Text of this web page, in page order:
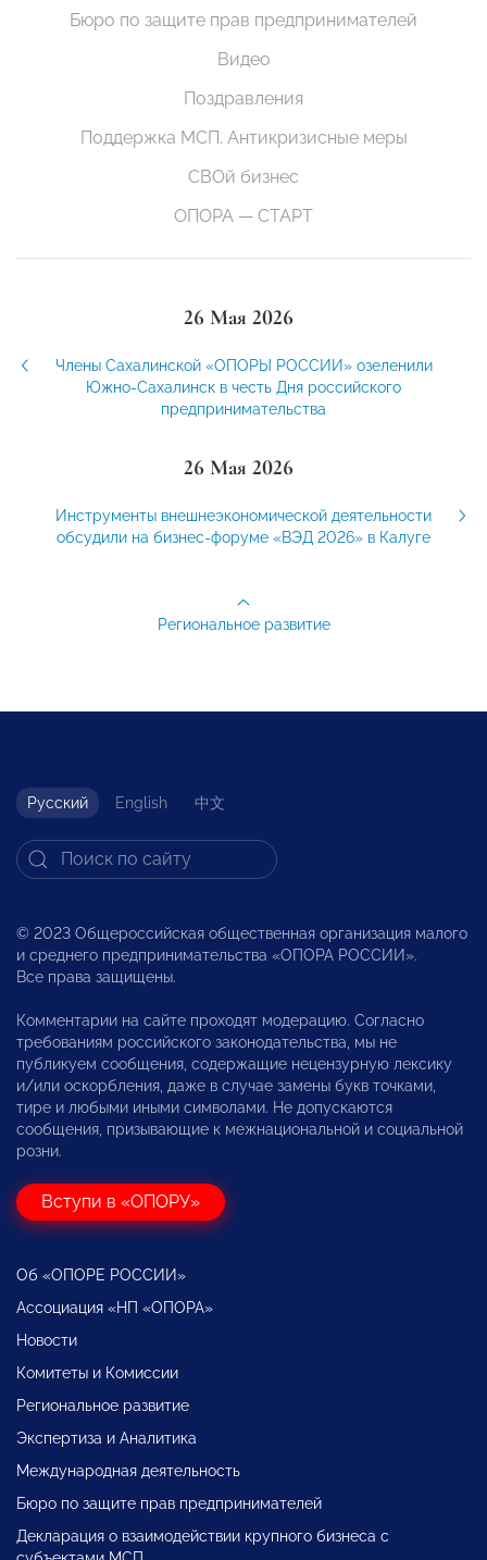
Бюро по защите прав предпринимателей
Видео
Поздравления
Поддержка МСП. Антикризисные меры
СВОй бизнес
ОПОРА — СТАРТ
26 Мая 2026
Члены Сахалинской «ОПОРЫ РОССИИ» озеленили
Южно-Сахалинск в честь Дня российского
предпринимательства
26 Мая 2026
Инструменты внешнеэкономической деятельности
обсудили на бизнес-форуме «ВЭД 2026» в Калуге
Региональное развитие
Русский English 中文
© 2023 Общероссийская общественная организация малого
и среднего предпринимательства «ОПОРА РОССИИ».
Все права защищены.
Комментарии на сайте проходят модерацию. Согласно
требованиям российского законодательства, мы не
публикуем сообщения, содержащие нецензурную лексику
и/или оскорбления, даже в случае замены букв точками,
тире и любыми иными символами. Не допускаются
сообщения, призывающие к межнациональной и социальной
розни.
Вступи в «ОПОРУ»
Об «ОПОРЕ РОССИИ»
Ассоциация «НП «ОПОРА»
Новости
Комитеты и Комиссии
Региональное развитие
Экспертиза и Аналитика
Международная деятельность
Бюро по защите прав предпринимателей
Декларация о взаимодействии крупного бизнеса с